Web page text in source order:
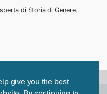
give you the best
di Storia di Genere,